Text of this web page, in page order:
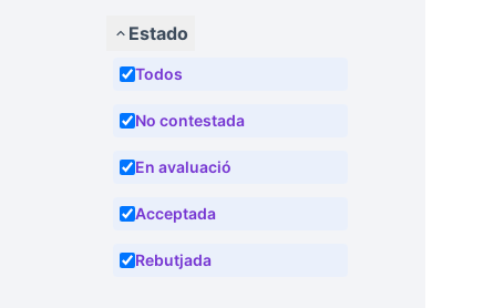
Estado
Todos
No contestada
En avaluació
Acceptada
Rebutjada